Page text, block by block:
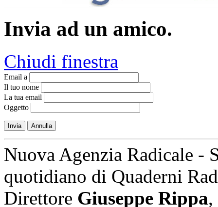
Invia ad un amico.
Chiudi finestra
Email a
Il tuo nome
La tua email
Oggetto
Invia Annulla
Nuova Agenzia Radicale -
quotidiano di Quaderni
Direttore Giuseppe Rippa,